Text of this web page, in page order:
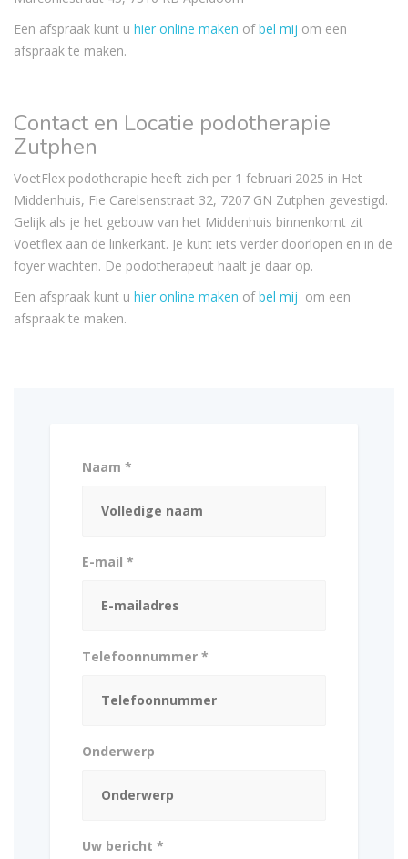
Een afspraak kunt u hier online maken ofbel mij om een
afspraak te maken.
Contact en Locatie podotherapie
Zutphen
VoetFlex podotherapie heeft zich per 1 februari 2025 in Het
Middenhuis, Fie Carelsenstraat 32, 7207 GN Zutphen gevestigd.
Gelijk als je het gebouw van het Middenhuis binnenkomt zit
Voetflex aan de linkerkant. Je kunt iets verder doorlopen en in de
foyer wachten. De podotherapeut haalt je daar op.
Een afspraak kunt u hier online maken ofbel mij om een
afspraak te maken.
Naam *
E-mail *
Telefoonnummer *
Onderwerp
Uw bericht *